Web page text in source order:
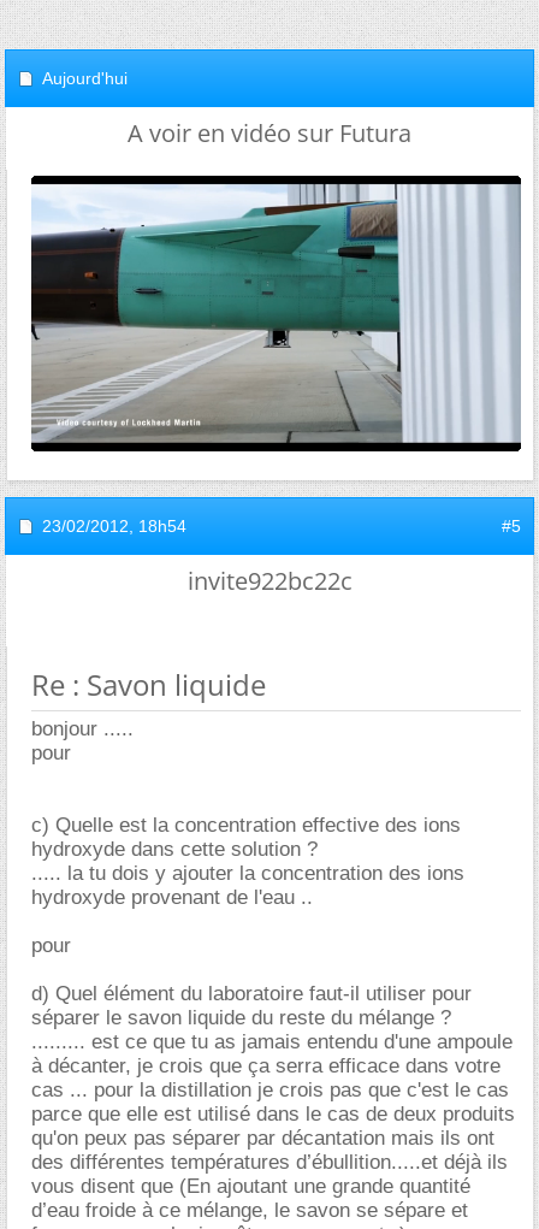
Aujourd'hui
A voir en vidéo sur Futura
23/02/2012, 18h54 #5
invite922bc22c
Re : Savon liquide
bonjour .....
pour
c) Quelle est la concentration effective des ions
hydroxyde dans cette solution ?
..... la tu dois y ajouter la concentration des ions
hydroxyde provenant de l'eau ..
pour
d) Quel élément du laboratoire faut-il utiliser pour
séparer le savon liquide du reste du mélange ?
......... est ce que tu as jamais entendu d'une ampoule
à décanter, je crois que ça serra efficace dans votre
cas ... pour la distillation je crois pas que c'est le cas
parce que elle est utilisé dans le cas de deux produits
qu'on peux pas séparer par décantation mais ils ont
des différentes températures d’ébullition.....et déjà ils
vous disent que (En ajoutant une grande quantité
d’eau froide à ce mélange, le savon se sépare et